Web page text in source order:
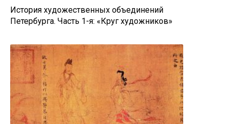
История художественных объединений
Петербурга. Часть 1-я: «Круг художников»